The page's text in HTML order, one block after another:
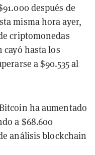
después de
misma hora ayer,
criptomonedas
cayó hasta los
a $90.535 al
ha aumentado
a $68.600
análisis blockchain